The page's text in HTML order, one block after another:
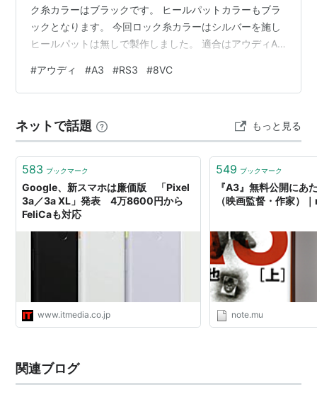
ク糸カラーはブラックです。 ヒールパットカラーもブラ
ックとなります。 今回ロック糸カラーはシルバーを施し
ヒールパットは無しで製作しました。 適合はアウディA3
す。 全グレード共通1型です。 ズレ止めは純正フック対
応のハメ込みタイプのストッパーが装着されます。 2014
されました。 近辺は現車および現物のマットでリヤマッ
トのストッパー有無の確認が必要です。 本日は敬老の
日…
#アウディ #A3 #RS3 #8VC
ネットで話題 もっと見る
583 ブックマーク
Google、新スマホは廉価版 「Pixel
3a／3a XL」発表 4万8600円から
FeliCaも対応
www.itmedia.co.jp
549 ブックマーク
『A3』無料公開にあ
（映画監督・作家）
note.mu
関連ブログ